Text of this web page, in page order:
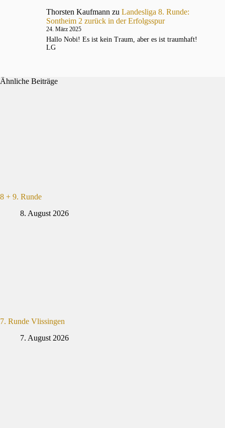
Thorsten Kaufmann zu Landesliga 8. Runde:
Sontheim 2 zurück in der Erfolgsspur
24. März 2025
Hallo Nobi! Es ist kein Traum, aber es ist traumhaft!
LG
Ähnliche Beiträge
8 + 9. Runde
8. August 2026
7. Runde Vlissingen
7. August 2026